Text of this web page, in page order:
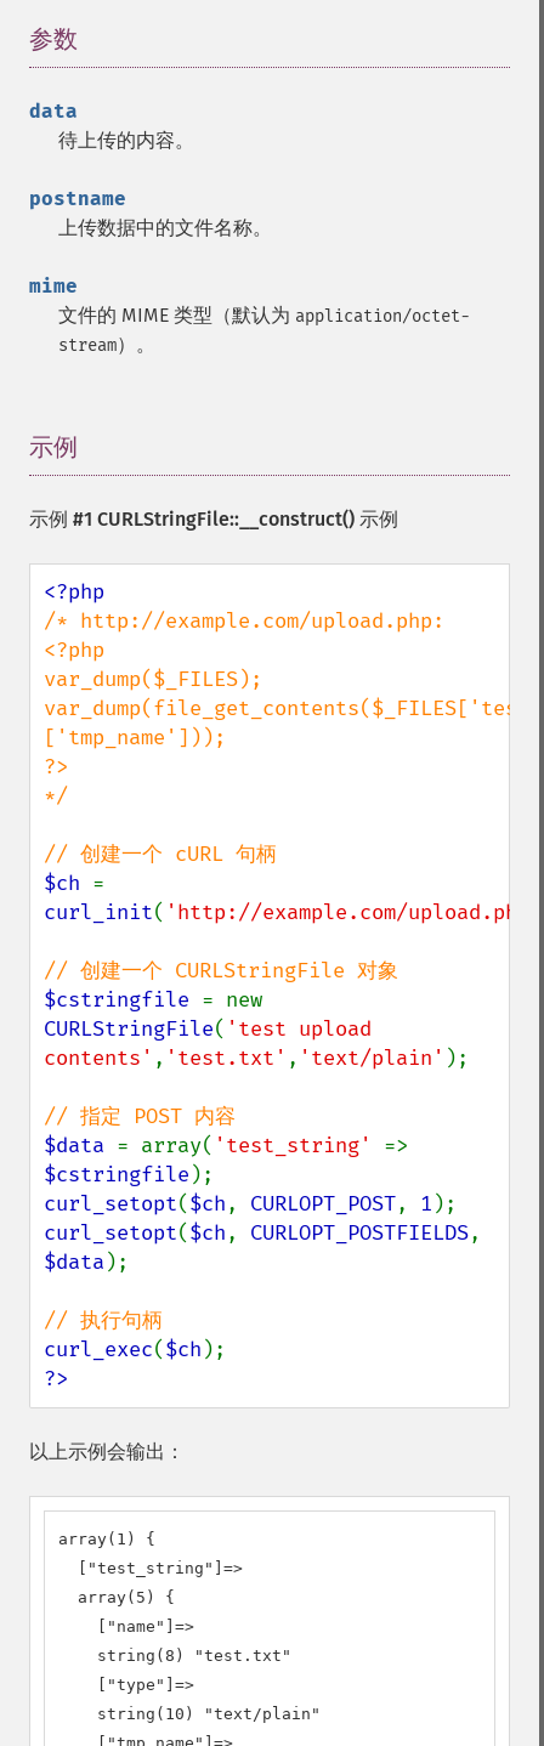
参数
data
待上传的内容。
postname
上传数据中的文件名称。
mime
文件的 MIME 类型（默认为 application/octet-
stream）。
示例
示例 #1 CURLStringFile::__construct() 示例
/* http://example.com/upload.php:
<?php
var_dump($_FILES);
['tmp_name']));
?>
*/
$ch
curl_init( 'http://example.com/upload.php'
$cstringfile
CURLStringFile( 'test upload
contents' , 'test.txt' , 'text/plain' );
$data = array( 'test_string'
$cstringfile
curl_setopt($ch, CURLOPT_POST, 1
curl_setopt($ch, CURLOPT_POSTFIELDS
$data );
curl_exec($ch
?>
以上示例会输出：
array(1) {
  ["test_string"]=>
  array(5) {
    ["name"]=>
    string(8) "test.txt"
    ["type"]=>
    string(10) "text/plain"